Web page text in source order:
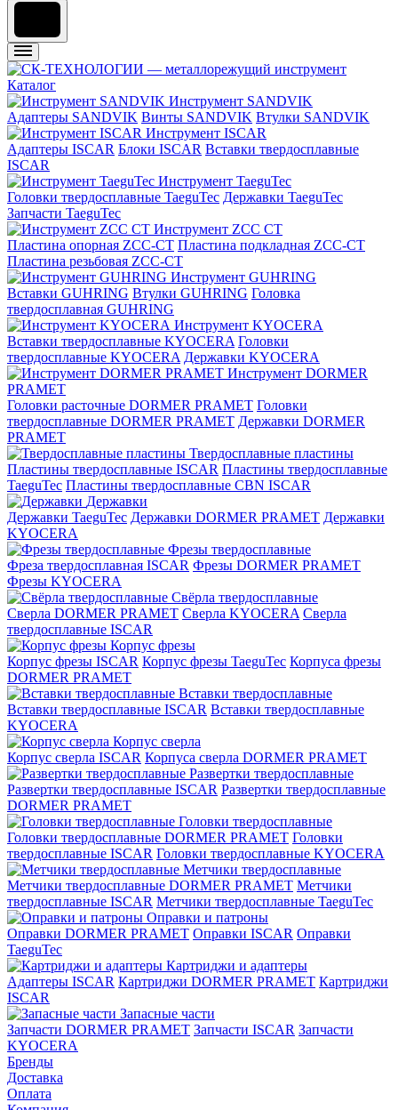
Каталог
Инструмент SANDVIK
Адаптеры SANDVIK Винты SANDVIK Втулки SANDVIK
Инструмент ISCAR
Адаптеры ISCAR Блоки ISCAR Вставки твердосплавные
ISCAR
Инструмент TaeguTec
Головки твердосплавные TaeguTec Державки TaeguTec
Запчасти TaeguTec
Инструмент ZCС CT
Пластина опорная ZCC-CT Пластина подкладная ZCC-CT
Пластина резьбовая ZCC-CT
Инструмент GUHRING
Вставки GUHRING Втулки GUHRING Головка
твердосплавная GUHRING
Инструмент KYOCERA
Вставки твердосплавные KYOCERA Головки
твердосплавные KYOCERA Державки KYOCERA
Инструмент DORMER
PRAMET
Головки расточные DORMER PRAMET Головки
твердосплавные DORMER PRAMET Державки DORMER
PRAMET
Твердосплавные пластины
Пластины твердосплавные ISCAR Пластины твердосплавные
TaeguTec Пластины твердосплавные CBN ISCAR
Державки
Державки TaeguTec Державки DORMER PRAMET Державки
KYOCERA
Фрезы твердосплавные
Фреза твердосплавная ISCAR Фрезы DORMER PRAMET
Фрезы KYOCERA
Свёрла твердосплавные
Сверла DORMER PRAMET Сверла KYOCERA Сверла
твердосплавные ISCAR
Корпус фрезы
Корпус фрезы ISCAR Корпус фрезы TaeguTec Корпуса фрезы
DORMER PRAMET
Вставки твердосплавные
Вставки твердосплавные ISCAR Вставки твердосплавные
KYOCERA
Корпус сверла
Корпус сверла ISCAR Корпуса сверла DORMER PRAMET
Развертки твердосплавные
Развертки твердосплавные ISCAR Развертки твердосплавные
DORMER PRAMET
Головки твердосплавные
Головки твердосплавные DORMER PRAMET Головки
твердосплавные ISCAR Головки твердосплавные KYOCERA
Метчики твердосплавные
Метчики твердосплавные DORMER PRAMET Метчики
твердосплавные ISCAR Метчики твердосплавные TaeguTec
Оправки и патроны
Оправки DORMER PRAMET Оправки ISCAR Оправки
TaeguTec
Картриджи и адаптеры
Адаптеры ISCAR Картриджи DORMER PRAMET Картриджи
ISCAR
Запасные части
Запчасти DORMER PRAMET Запчасти ISCAR Запчасти
KYOCERA
Бренды
Доставка
Оплата